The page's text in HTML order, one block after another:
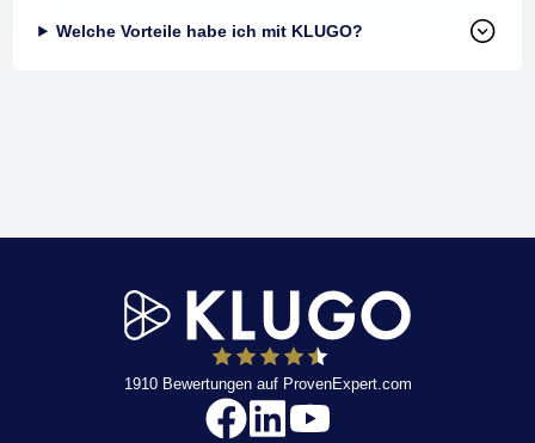
Welche Vorteile habe ich mit KLUGO?
KLUGO
1910Bewertungen auf ProvenExpert.com